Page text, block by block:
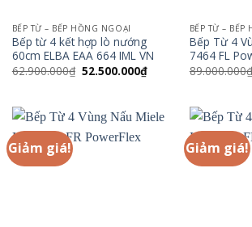
BẾP TỪ – BẾP HỒNG NGOẠI
Bếp từ 4 kết hợp lò nướng
60cm ELBA EAA 664 IML VN
62.900.000₫ Giá
gốc
52.500.000₫Giá
hiện
52.500.000₫.
BẾP TỪ – BẾP
Bếp Từ 4
7464 FL
89.000.000₫
Giảm giá! Giảm giá!